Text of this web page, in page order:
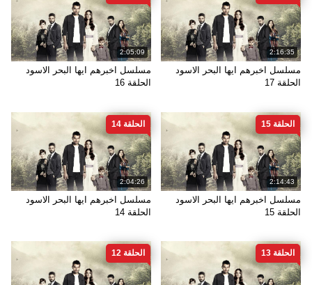
2:16:35
مسلسل اخبرهم ايها البحر الاسود
الحلقة 17
2:05:09
مسلسل اخبرهم ايها البحر الاسود
الحلقة 16
2:14:43
الحلقة 15
مسلسل اخبرهم ايها البحر الاسود
الحلقة 15
2:04:26
الحلقة 14
مسلسل اخبرهم ايها البحر الاسود
الحلقة 14
الحلقة 13 الحلقة 12